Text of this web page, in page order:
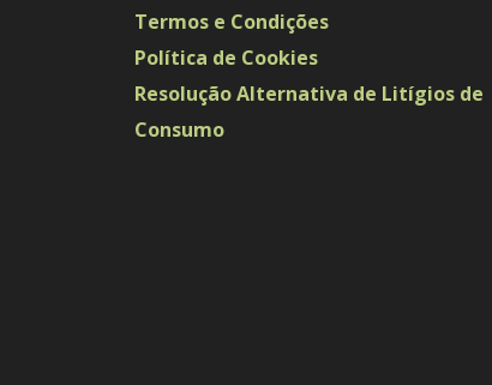
Termos e Condições
Política de Cookies
Resolução Alternativa de Litígios de
Consumo